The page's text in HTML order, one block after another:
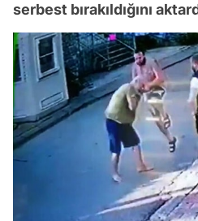
serbest bırakıldığını